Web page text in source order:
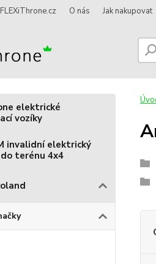
O nás Jak nakupovat
elektrické
vozíky
invalidní elektrický
terénu 4x4